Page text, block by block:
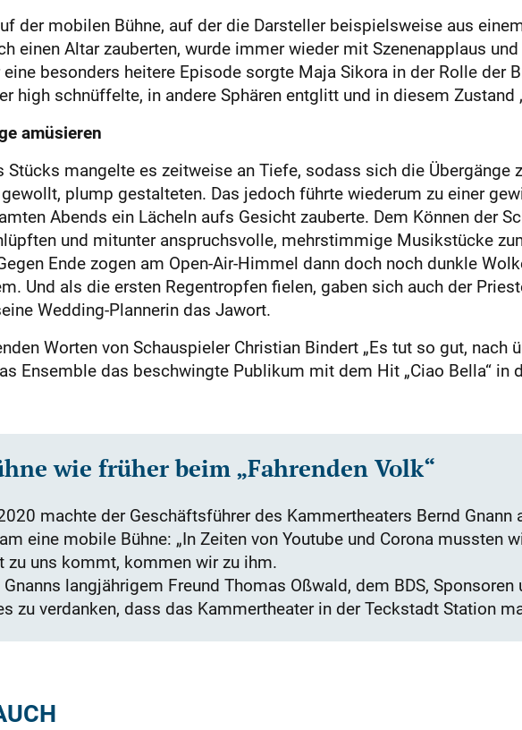
der mobilen Bühne, auf der die Darsteller beispielsweise aus
einen Altar zauberten, wurde immer wieder mit Szenenapplaus
besonders heitere Episode sorgte Maja Sikora in der Rolle der
high schnüffelte, in andere Sphären entglitt und in diesem Zustand
amüsieren
Stücks mangelte es zeitweise an Tiefe, sodass sich die Übergänge
plump gestalteten. Das jedoch führte wiederum zu einer
Abends ein Lächeln aufs Gesicht zauberte. Dem Können der
und mitunter anspruchsvolle, mehrstimmige Musikstücke
Ende zogen am Open-Air-Himmel dann doch noch dunkle
Und als die ersten Regentropfen fielen, gaben sich auch der
Wedding-Plannerin das Jawort.
Worten von Schauspieler Christian Bindert „Es tut so gut, nach
Ensemble das beschwingte Publikum mit dem Hit „Ciao Bella“ in
wie früher beim „Fahrenden Volk“
machte der Geschäftsführer des Kammertheaters Bernd Gnann
eine mobile Bühne: „In Zeiten von Youtube und Corona mussten
zu uns kommt, kommen wir zu ihm.
langjährigem Freund Thomas Oßwald, dem BDS,
zu verdanken, dass das Kammertheater in der Teckstadt Station